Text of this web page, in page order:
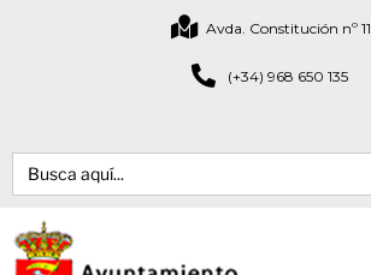
Avda. Constitución nº 11
(+34) 968 650 135
Buscar: